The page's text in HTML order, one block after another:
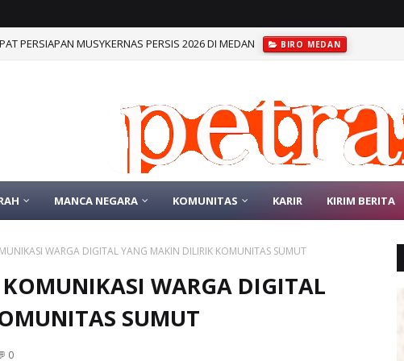
PERSIAPAN MUSYKERNAS PERSIS 2026 DI MEDAN BIRO MEDAN
MANCA NEGARA KOMUNITAS KARIR KIRIM BERITA
WARGA DIGITAL YANG MAKIN DILIRIK KOMUNITAS SUMUT
WARGA DIGITAL
SUMUT
0